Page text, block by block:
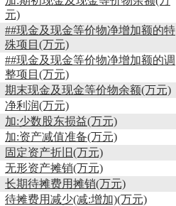
元)
##现金及现金等价物净增加额的特
殊项目(万元)
##现金及现金等价物净增加额的调
整项目(万元)
期末现金及现金等价物余额(万元)
净利润(万元)
加:少数股东损益(万元)
加:资产减值准备(万元)
固定资产折旧(万元)
无形资产摊销(万元)
长期待摊费用摊销(万元)
待摊费用减少(减:增加)(万元)